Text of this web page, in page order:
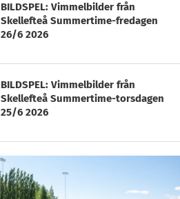
BILDSPEL: Vimmelbilder från
Skellefteå Summertime-fredagen
26/6 2026
BILDSPEL: Vimmelbilder från
Skellefteå Summertime-torsdagen
25/6 2026